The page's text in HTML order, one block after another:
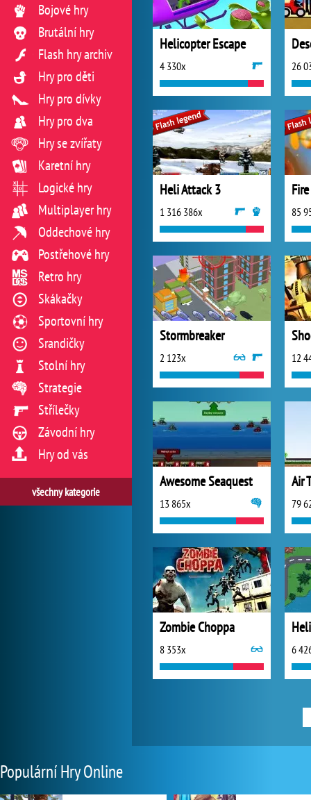
Helicopter Escape
4 330x 26
Heli Attack 3
1 316 386x 85
Stormbreaker
2 123x 12
Awesome Seaquest
13 865x
Air
79
Zombie Choppa
8 353x 6
Bojové hry
Brutální hry
Flash hry archiv
Hry pro děti
Hry pro dívky
Hry pro dva
Hry se zvířaty
Karetní hry
Logické hry
Multiplayer hry
Oddechové hry
Postřehové hry
Retro hry
Skákačky
Sportovní hry
Srandičky
Stolní hry
Strategie
Střílečky
Závodní hry
Hry od vás
všechny kategorie
Populární Hry Online